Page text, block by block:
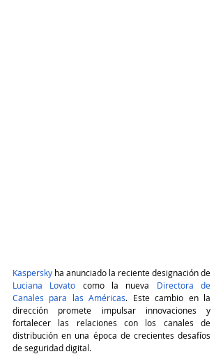
Kaspersky ha anunciado la reciente designación de
Luciana Lovato
como la nueva
Directora de
Canales para las Américas. Este cambio en la
dirección promete impulsar innovaciones y
fortalecer las relaciones con los canales de
distribución en una época de crecientes desafíos
de seguridad digital.